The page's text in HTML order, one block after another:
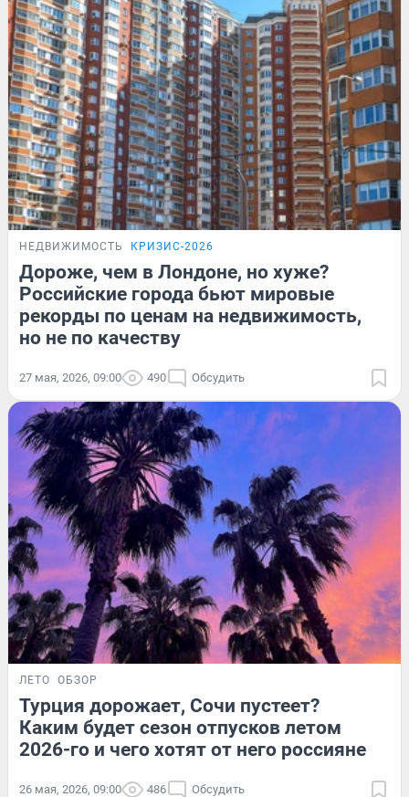
НЕДВИЖИМОСТЬ КРИЗИС-2026
Дороже, чем в Лондоне, но хуже?
Российские города бьют мировые
рекорды по ценам на недвижимость,
но не по качеству
27 мая, 2026, 09:00 490 Обсудить
ЛЕТО ОБЗОР
Турция дорожает, Сочи пустеет?
Каким будет сезон отпусков летом
2026-го и чего хотят от него россияне
26 мая, 2026, 09:00 486 Обсудить